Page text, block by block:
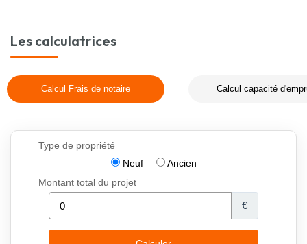
Les calculatrices
Calcul Frais de notaire Calcul capacité